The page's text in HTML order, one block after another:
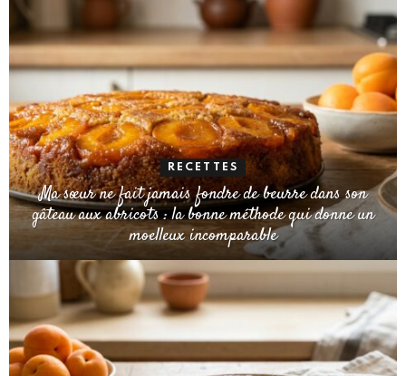
RECETTES
Ma sœur ne fait jamais fondre de beurre dans son
gâteau aux abricots : la bonne méthode qui donne un
moelleux incomparable